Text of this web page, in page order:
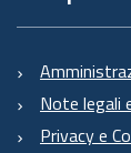
Note legali
Privacy e